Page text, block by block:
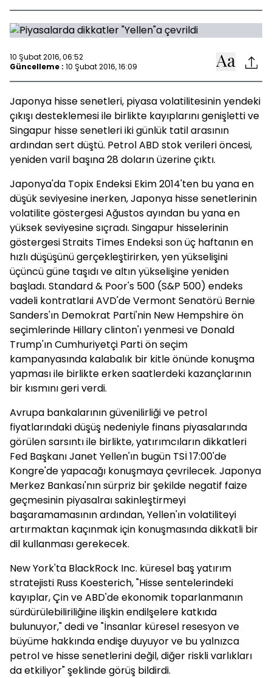
10 Şubat 2016, 06:52
Güncelleme : 10 Şubat 2016, 16:09
Japonya hisse senetleri, piyasa volatilitesinin yendeki
çıkışı desteklemesi ile birlikte kayıplarını genişletti ve
Singapur hisse senetleri iki günlük tatil arasının
ardından sert düştü. Petrol ABD stok verileri öncesi,
yeniden varil başına 28 doların üzerine çıktı.
Japonya'da Topix Endeksi Ekim 2014'ten bu yana en
düşük seviyesine inerken, Japonya hisse senetlerinin
volatilite göstergesi Ağustos ayından bu yana en
yüksek seviyesine sıçradı. Singapur hisselerinin
göstergesi Straits Times Endeksi son üç haftanın en
hızlı düşüşünü gerçekleştirirken, yen yükselişini
üçüncü güne taşıdı ve altın yükselişine yeniden
başladı. Standard & Poor's 500 (S&P 500) endeks
vadeli kontratlarıi AVD'de Vermont Senatörü Bernie
Sanders'ın Demokrat Parti'nin New Hempshire ön
seçimlerinde Hillary clinton'ı yenmesi ve Donald
Trump'ın Cumhuriyetçi Parti ön seçim
kampanyasında kalabalık bir kitle önünde konuşma
yapması ile birlikte erken saatlerdeki kazançlarının
bir kısmını geri verdi.
Avrupa bankalarının güvenilirliği ve petrol
fiyatlarındaki düşüş nedeniyle finans piyasalarında
görülen sarsıntı ile birlikte, yatırımcıların dikkatleri
Fed Başkanı Janet Yellen'ın bugün TSİ 17:00'de
Kongre'de yapacağı konuşmaya çevrilecek. Japonya
Merkez Bankası'nın sürpriz bir şekilde negatif faize
geçmesinin piyasalraı sakinleştirmeyi
başaramamasının ardından, Yellen'ın volatiliteyi
artırmaktan kaçınmak için konuşmasında dikkatli bir
dil kullanması gerekecek.
New York'ta BlackRock Inc. küresel baş yatırım
stratejisti Russ Koesterich, "Hisse sentelerindeki
kayıplar, Çin ve ABD'de ekonomik toparlanmanın
sürdürülebiliriliğine ilişkin endilşelere katkıda
bulunuyor," dedi ve "İnsanlar küresel resesyon ve
büyüme hakkında endişe duyuyor ve bu yalnızca
petrol ve hisse senetlerini değil, diğer riskli varlıkları
da etkiliyor" şeklinde görüş bildirdi.